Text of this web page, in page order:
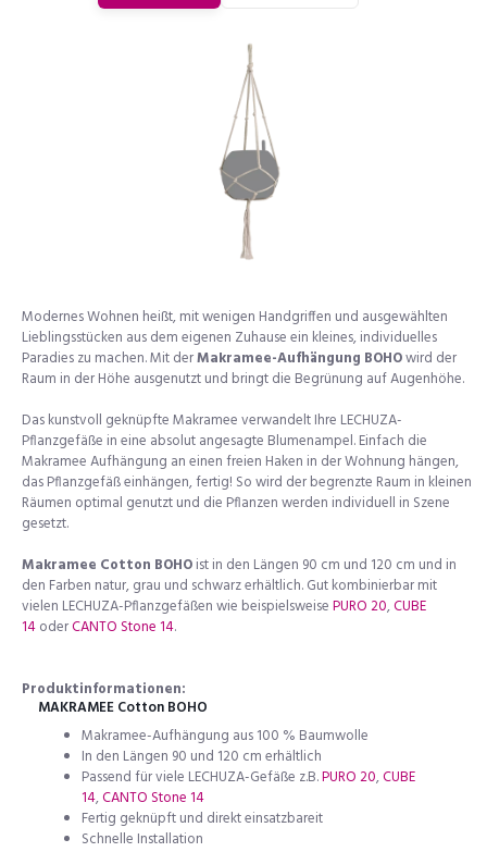
Modernes Wohnen heißt, mit wenigen Handgriffen und ausgewählten
Lieblingsstücken aus dem eigenen Zuhause ein kleines, individuelles
Paradies zu machen. Mit derMakramee-Aufhängung BOHOwird der
Raum in der Höhe ausgenutzt und bringt die Begrünung auf Augenhöhe.
Das kunstvoll geknüpfte Makramee verwandelt Ihre LECHUZA-
Pflanzgefäße in eine absolut angesagte Blumenampel. Einfach die
Makramee Aufhängung an einen freien Haken in der Wohnung hängen,
das Pflanzgefäß einhängen, fertig! So wird der begrenzte Raum in kleinen
Räumen optimal genutzt und die Pflanzen werden individuell in Szene
gesetzt.
Makramee Cotton BOHOist in den Längen 90 cm und 120 cm und in
den Farben natur, grau und schwarz erhältlich. Gut kombinierbar mit
vielen LECHUZA-Pflanzgefäßen wie beispielsweisePURO 20,CUBE
14oderCANTO Stone 14.
Produktinformationen:
MAKRAMEE Cotton BOHO
Makramee-Aufhängung aus 100 % Baumwolle
In den Längen 90 und 120 cm erhältlich
Passend für viele LECHUZA-Gefäße z.B.PURO 20,CUBE
14,CANTO Stone 14
Fertig geknüpft und direkt einsatzbareit
Schnelle Installation